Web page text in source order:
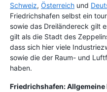
Schweiz, Österreich und
Friedrichshafen selbst ein
sowie das Dreiländereck gilt
gilt als die Stadt des
dass sich hier viele
sowie die der Raum- und
haben.
Friedrichshafen: